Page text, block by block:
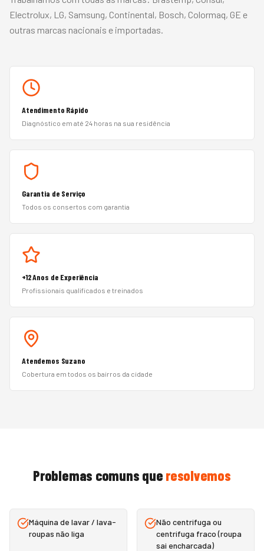
Electrolux, LG, Samsung, Continental, Bosch, Colormaq, GE e
outras marcas nacionais e importadas.
Atendimento Rápido
Diagnóstico em até 24 horas na sua residência
Garantia de Serviço
Todos os consertos com garantia
+12 Anos de Experiência
Profissionais qualificados e treinados
Atendemos Suzano
Cobertura em todos os bairros da cidade
Problemas comuns que resolvemos
Máquina de lavar / lava-
roupas não liga
Não centrifuga ou
centrifuga fraco (roupa
sai encharcada)